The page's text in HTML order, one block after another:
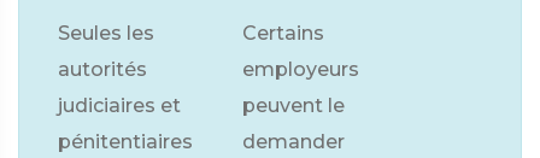
Seules les
autorités
judiciaires et
pénitentiaires
Certains
employeurs
peuvent le
demander